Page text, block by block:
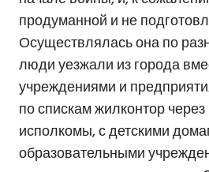
продуманной и не
Осуществлялась она по
люди уезжали из города
учреждениями и
по спискам жилконтор
исполкомы, с детскими
образовательными